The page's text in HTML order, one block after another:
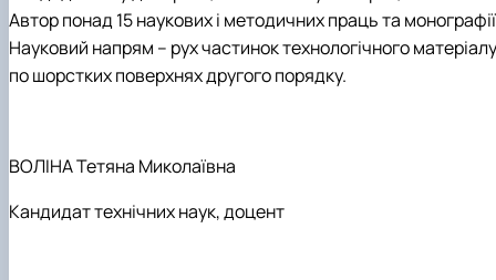
Автор понад 15 наукових і методичних праць та
Науковий напрям – рух частинок технологічного матеріалу
по шорстких поверхнях другого порядку.
ВОЛІНАТетяна Миколаївна
Кандидат технічних наук,доцент